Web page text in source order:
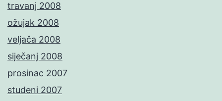
travanj 2008
ožujak 2008
veljača 2008
siječanj 2008
prosinac 2007
studeni 2007